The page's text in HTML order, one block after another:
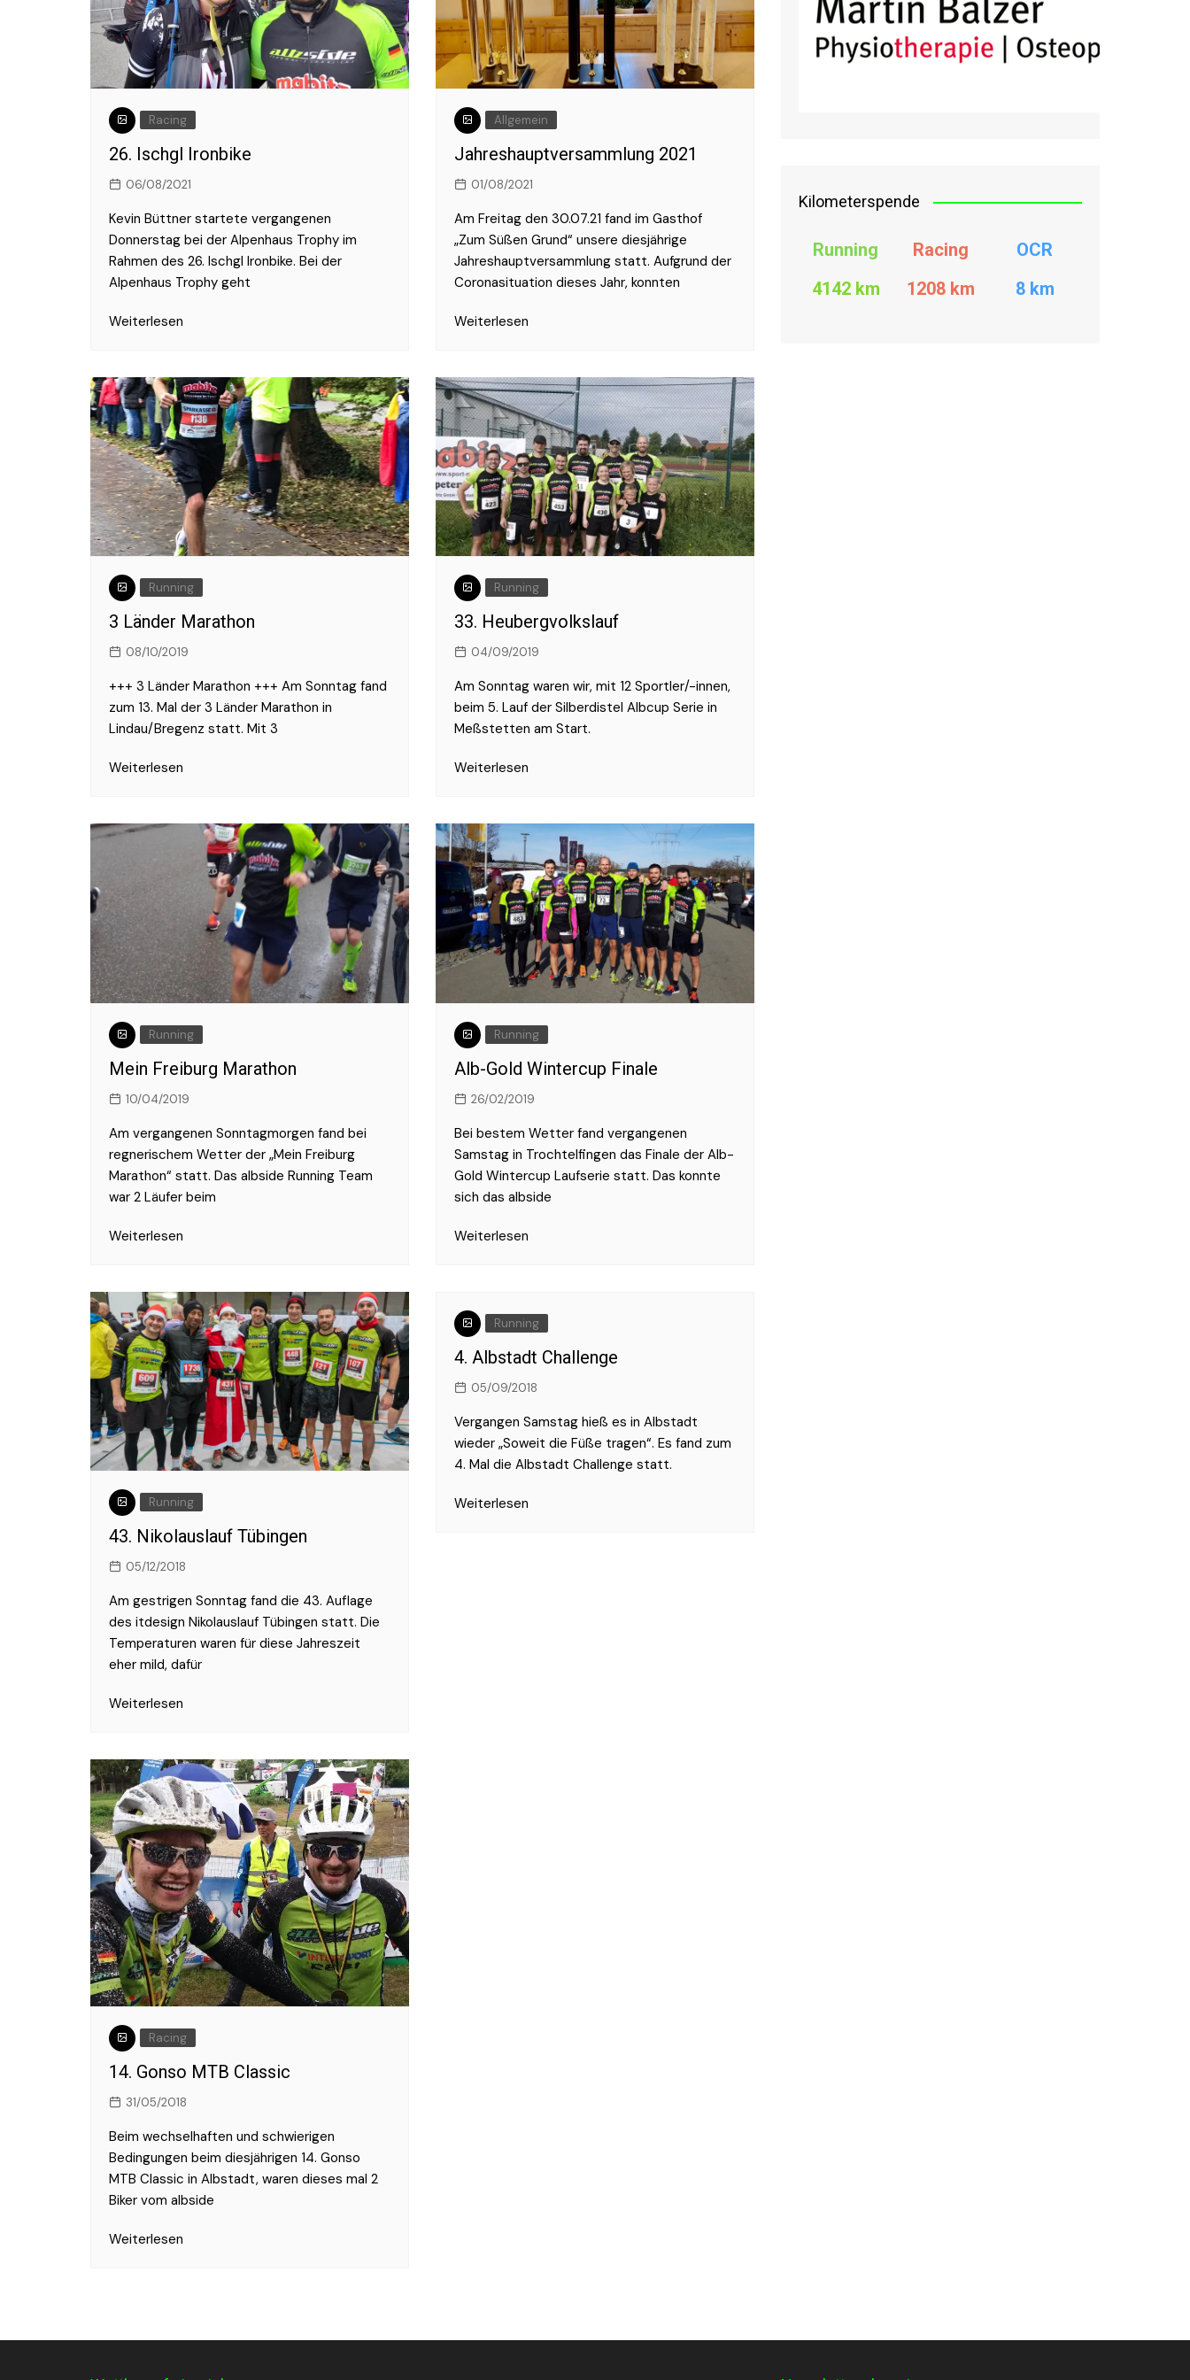
2017
2016
Racing
26. Ischgl Ironbike
06/08/2021
Kevin Büttner startete vergangenen
Donnerstag bei der Alpenhaus Trophy im
Rahmen des 26. Ischgl Ironbike. Bei der
Alpenhaus Trophy geht
Weiterlesen
Allgemein
Jahreshauptversammlung 2021
01/08/2021
Am Freitag den 30.07.21 fand im Gasthof
„Zum Süßen Grund“ unsere diesjährige
Jahreshauptversammlung statt. Aufgrund der
Coronasituation dieses Jahr, konnten
Weiterlesen
Running
3 Länder Marathon
08/10/2019
+++ 3 Länder Marathon +++ Am Sonntag fand
zum 13. Mal der 3 Länder Marathon in
Lindau/Bregenz statt. Mit 3
Weiterlesen
Running
33. Heubergvolkslauf
04/09/2019
Am Sonntag waren wir, mit 12 Sportler/-innen,
beim 5. Lauf der Silberdistel Albcup Serie in
Meßstetten am Start.
Weiterlesen
Running
Mein Freiburg Marathon
10/04/2019
Am vergangenen Sonntagmorgen fand bei
regnerischem Wetter der „Mein Freiburg
Marathon“ statt. Das albside Running Team
war 2 Läufer beim
Weiterlesen
Running
Alb-Gold Wintercup Finale
26/02/2019
Bei bestem Wetter fand vergangenen
Samstag in Trochtelfingen das Finale der Alb-
Gold Wintercup Laufserie statt. Das konnte
sich das albside
Weiterlesen
Running
43. Nikolauslauf Tübingen
05/12/2018
Am gestrigen Sonntag fand die 43. Auflage
des itdesign Nikolauslauf Tübingen statt. Die
Temperaturen waren für diese Jahreszeit
eher mild, dafür
Weiterlesen
Running
4. Albstadt Challenge
05/09/2018
Vergangen Samstag hieß es in Albstadt
wieder „Soweit die Füße tragen“. Es fand zum
4. Mal die Albstadt Challenge statt.
Weiterlesen
Racing
14. Gonso MTB Classic
31/05/2018
Beim wechselhaften und schwierigen
Bedingungen beim diesjährigen 14. Gonso
MTB Classic in Albstadt, waren dieses mal 2
Biker vom albside
Weiterlesen
Kilometerspende
Running
4142 km
Racing
1208 km
OCR
8 km